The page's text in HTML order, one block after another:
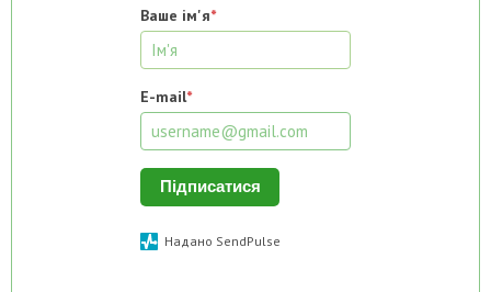
Ваше ім'я*
E-mail*
Підписатися
Надано SendPulse